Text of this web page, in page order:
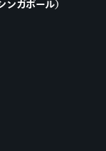
ガポール）